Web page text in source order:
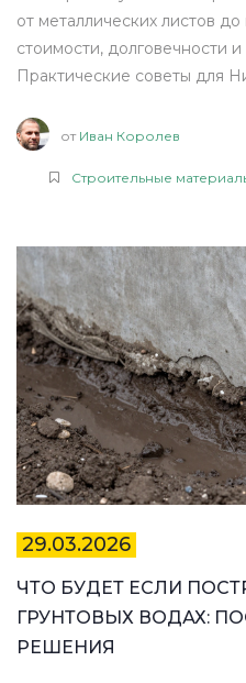
от металлических листов
стоимости, долговечности
Практические советы для
от Иван Королев
Строительные
29.03.2026
ЧТО БУДЕТ ЕСЛИ
ГРУНТОВЫХ ВОДАХ:
РЕШЕНИЯ